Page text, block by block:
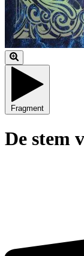
Fragment
De stem